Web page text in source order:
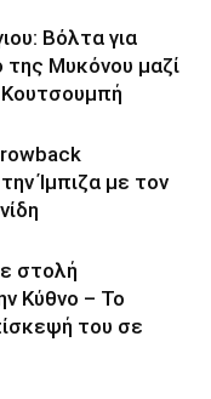
Βόλτα για
Μυκόνου μαζί
Ίμπιζα με τον
στολή
Κύθνο – Το
του σε